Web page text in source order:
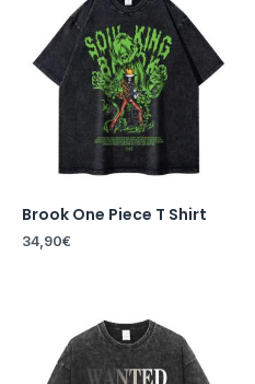
Brook One Piece T Shirt
34,90€